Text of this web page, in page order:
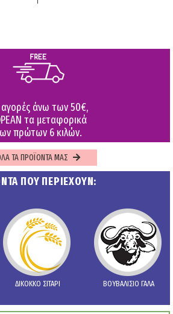
αγορές άνω των 50€,
τα μεταφορικά
πρώτων 6 κιλών.
ΤΑ ΠΡΟΪΟΝΤΑ ΜΑΣ
ΠΟΥ ΠΕΡΙΕΧΟΥΝ:
ΔΙΚΟΚΚΟ ΣΙΤΑΡΙ ΒΟΥΒΑΛΙΣΙΟ ΓΑΛΑ